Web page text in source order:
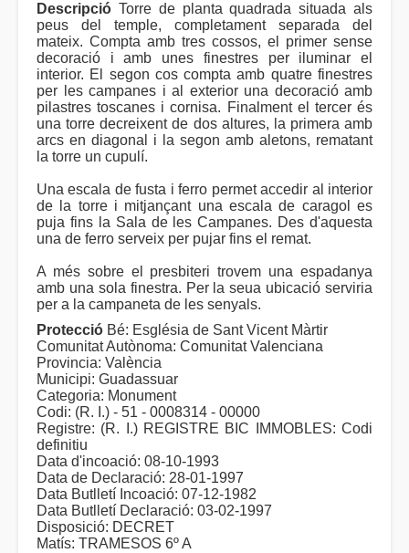
Descripció Torre de planta quadrada situada als
peus del temple, completament separada del
mateix. Compta amb tres cossos, el primer sense
decoració i amb unes finestres per iluminar el
interior. El segon cos compta amb quatre finestres
per les campanes i al exterior una decoració amb
pilastres toscanes i cornisa. Finalment el tercer és
una torre decreixent de dos altures, la primera amb
arcs en diagonal i la segon amb aletons, rematant
la torre un cupulí.
Una escala de fusta i ferro permet accedir al interior
de la torre i mitjançant una escala de caragol es
puja fins la Sala de les Campanes. Des d'aquesta
una de ferro serveix per pujar fins el remat.
A més sobre el presbiteri trovem una espadanya
amb una sola finestra. Per la seua ubicació serviria
per a la campaneta de les senyals.
Protecció Bé: Església de Sant Vicent Màrtir
Comunitat Autònoma: Comunitat Valenciana
Provincia: València
Municipi: Guadassuar
Categoria: Monument
Codi: (R. I.) - 51 - 0008314 - 00000
Registre: (R. I.) REGISTRE BIC IMMOBLES: Codi
definitiu
Data d'incoació: 08-10-1993
Data de Declaració: 28-01-1997
Data Butlletí Incoació: 07-12-1982
Data Butlletí Declaració: 03-02-1997
Disposició: DECRET
Matís: TRAMESOS 6º A